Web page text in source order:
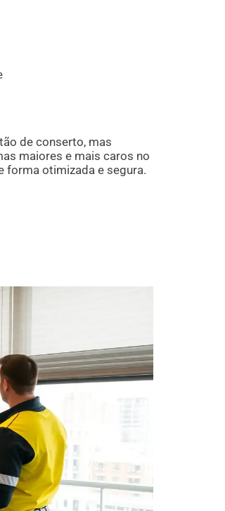
de conserto, mas
maiores e mais caros no
forma otimizada e segura.